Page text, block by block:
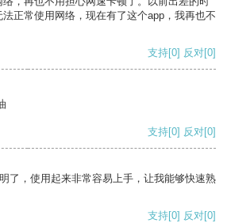
正常使用网络，现在有了这个app，我再也不
支持[0] 反对[0]
支持[0] 反对[0]
了，使用起来非常容易上手，让我能够快速熟
支持[0] 反对[0]